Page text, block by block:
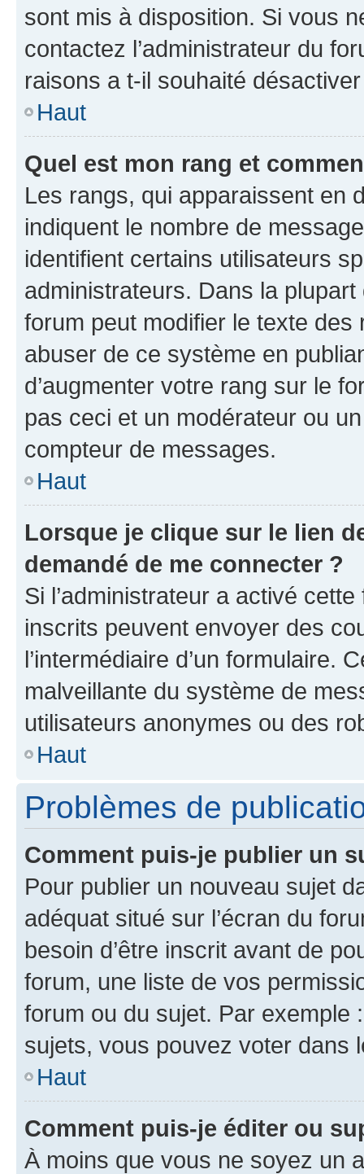
sont mis à disposition. Si vous
contactez l’administrateur du
raisons a t-il souhaité
Haut
Quel est mon rang et
Les rangs, qui apparaissent en
indiquent le nombre de
identifient certains utilisateurs
administrateurs. Dans la
forum peut modifier le texte
abuser de ce système en
d’augmenter votre rang sur le
pas ceci et un modérateur ou
compteur de messages.
Haut
Lorsque je clique sur le lien
demandé de me connecter ?
Si l’administrateur a activé
inscrits peuvent envoyer des
l’intermédiaire d’un formulaire.
malveillante du système de
utilisateurs anonymes ou des
Haut
Problèmes de
Comment puis-je publier un
Pour publier un nouveau sujet
adéquat situé sur l’écran du
besoin d’être inscrit avant de
forum, une liste de vos
forum ou du sujet. Par exemple
sujets, vous pouvez voter dans
Haut
Comment puis-je éditer ou
À moins que vous ne soyez un